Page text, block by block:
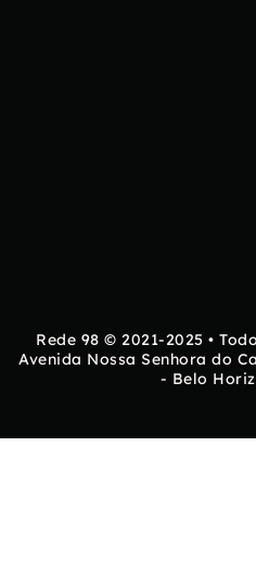
Rede 98 © 2021-2025 •
Avenida Nossa Senhora do
- Belo